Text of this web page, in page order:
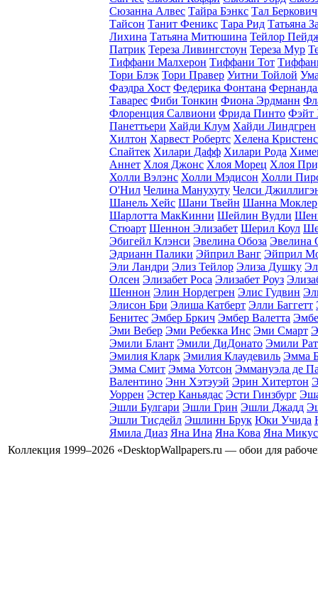
Сюзанна Алвес Тайра Бэнкс Тал Беркович
Тайсон Танит Феникс Тара Рид Татьяна
Лихина Татьяна Митюшина Тейлор
Патрик Тереза Ливингстоун Тереза Мур
Тиффани Малхерон Тиффани Тот
Тори Блэк Тори Правер Уитни Тойлой
Фаэдра Хост Федерика Фонтана
Таварес Фиби Тонкин Фиона Эрдманн
Флоренция Салвиони Фрида Пинто Фэйт
Панеттьери Хайди Клум Хайди Линдгрен
Хилтон Харвест Робертс Хелена
Спайтек Хилари Дафф Хилари Рода
Аннет Хлоя Джонс Хлоя Морец Хлоя
Холли Вэлэнс Холли Мэдисон Холли
O'Нил Челина Манухуту Челси
Шанель Хейс Шани Твейн Шанна Моклер
Шарлотта МакКинни Шейлин Вудли
Стюарт Шеннон Элизабет Шерил Коул
Эбигейл Клэнси Эвелина Обоза Эвелина
Эдрианн Палики Эйприл Ванг Эйприл
Эли Ландри Элиз Тейлор Элиза Душку
Олсен Элизабет Роса Элизабет Роуз
Шеннон Элин Нордегрен Элис Гудвин
Элисон Бри Элиша Катберт Элли Баггетт
Бенитес Эмбер Бркич Эмбер Валетта
Эми Вебер Эми Ребекка Инс Эми Смарт
Эмили Блант Эмили ДиДонато Эмили
Эмилия Кларк Эмилия Клаудевиль Эмма
Эмма Смит Эмма Уотсон Эммануэла де
Валентино Энн Хэтэуэй Эрин Хитертон
Уоррен Эстер Каньядаc Эсти Гинзбург
Эшли Булгари Эшли Грин Эшли Джадд
Эшли Тисдейл Эшлинн Брук Юки Учида
Ямила Диаз Яна Ина Яна Кова Яна
Коллекция 1999–2026 «DesktopWallpapers.ru — обои для